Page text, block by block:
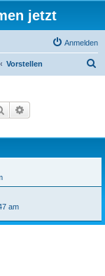
jetzt
Anmelden
Vorstellen
Suche
am